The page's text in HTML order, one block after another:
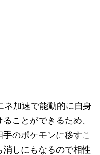
ネ加速で能動的に自身
ことができるため、
のポケモンに移すこ
消しにもなるので相性